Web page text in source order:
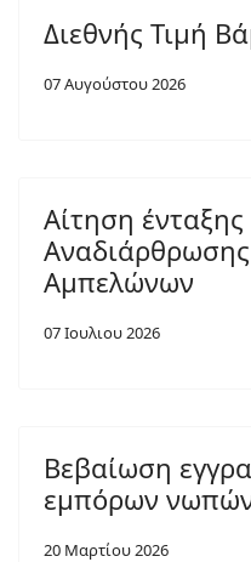
Διεθνής Τιμή
07 Αυγούστου 2026
Αίτηση
Αμπελώνων
07 Ιουλιου 2026
Βεβαίωση
εμπόρων
20 Μαρτίου 2026